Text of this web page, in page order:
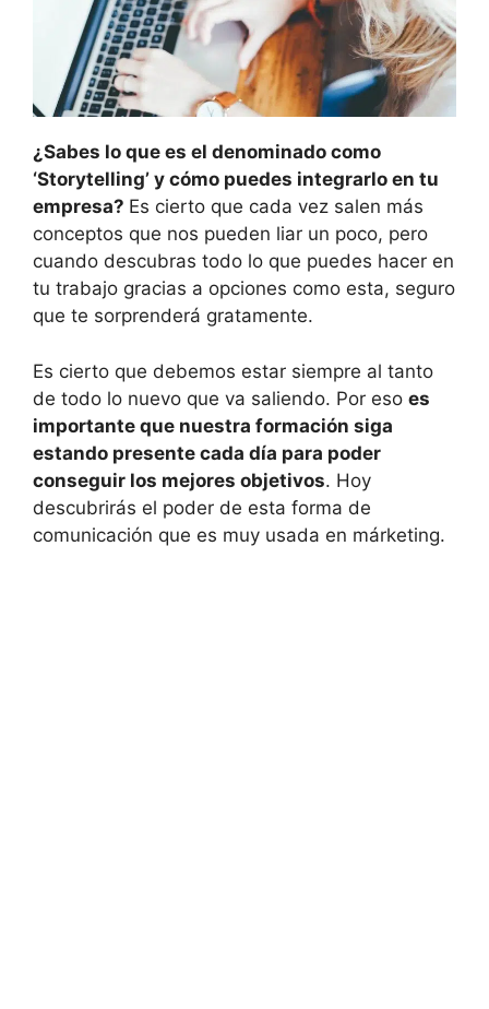
¿Sabes lo que es el denominado como
‘Storytelling’ y cómo puedes integrarlo en tu
empresa? Es cierto que cada vez salen más
conceptos que nos pueden liar un poco, pero
cuando descubras todo lo que puedes hacer en
tu trabajo gracias a opciones como esta, seguro
que te sorprenderá gratamente.
Es cierto que debemos estar siempre al tanto
de todo lo nuevo que va saliendo. Por eso es
importante que nuestra formación siga
estando presente cada día para poder
conseguir los mejores objetivos. Hoy
descubrirás el poder de esta forma de
comunicación que es muy usada en márketing.